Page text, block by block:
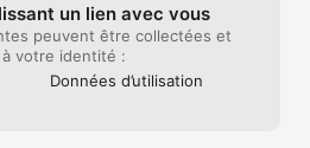
un lien avec vous
peuvent être collectées et
à votre identité :
Données d’utilisation